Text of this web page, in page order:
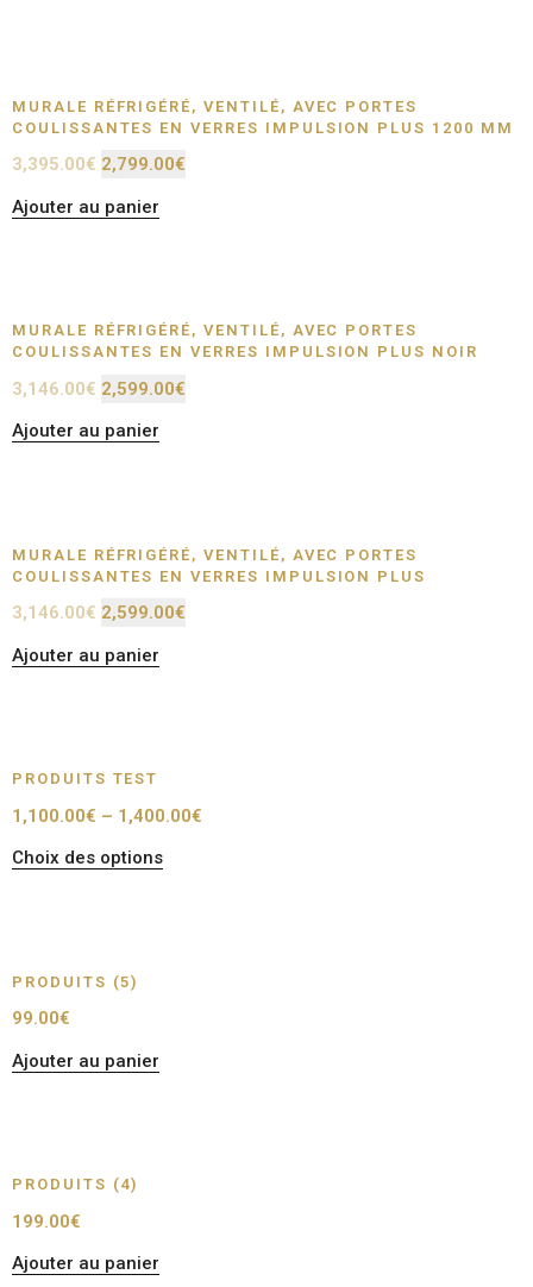
MURALE RÉFRIGÉRÉ, VENTILÉ, AVEC PORTES
COULISSANTES EN VERRES IMPULSION PLUS 1200 MM
3,395.00€ 2,799.00€
Ajouter au panier
MURALE RÉFRIGÉRÉ, VENTILÉ, AVEC PORTES
COULISSANTES EN VERRES IMPULSION PLUS NOIR
3,146.00€ 2,599.00€
Ajouter au panier
MURALE RÉFRIGÉRÉ, VENTILÉ, AVEC PORTES
COULISSANTES EN VERRES IMPULSION PLUS
3,146.00€ 2,599.00€
Ajouter au panier
PRODUITS TEST
1,100.00€ – 1,400.00€
Choix des options
PRODUITS (5)
99.00€
Ajouter au panier
PRODUITS (4)
199.00€
Ajouter au panier